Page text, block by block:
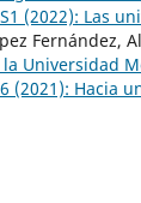
(2022): Las
Fernández,
Universidad
(2021): Hacia